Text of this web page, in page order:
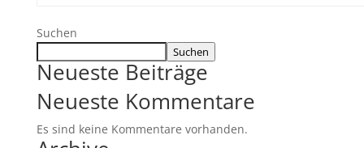
Suchen
Suchen
Neueste Beiträge
Neueste Kommentare
Es sind keine Kommentare vorhanden.